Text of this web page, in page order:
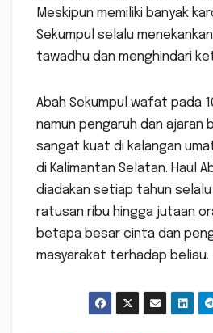
Meskipun memiliki banyak
Sekumpul selalu
tawadhu dan menghindari
Abah Sekumpul wafat pada
namun pengaruh dan ajaran
sangat kuat di kalangan
di Kalimantan Selatan. Haul
diadakan setiap tahun selalu
ratusan ribu hingga jutaan
betapa besar cinta dan
masyarakat terhadap beliau.